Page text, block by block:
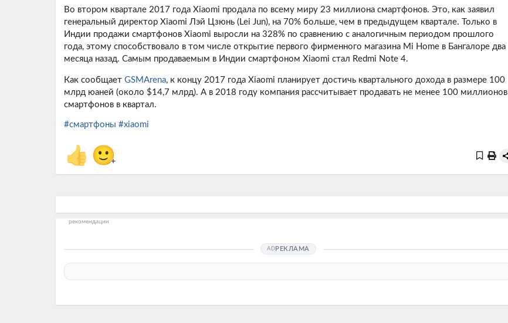
Во втором квартале 2017 года Xiaomi продала по всему миру 23 миллиона смартфонов. Это, как заявил
генеральный директор Xiaomi Лэй Цзюнь (Lei Jun), на 70% больше, чем в предыдущем квартале. Только в
Индии продажи смартфонов Xiaomi выросли на 328% по сравнению с аналогичным периодом прошлого
года, этому способствовало в том числе открытие первого фирменного магазина Mi Home в Бангалоре два
месяца назад. Самым продаваемым в Индии смартфоном Xiaomi стал Redmi Note 4.
Как сообщает GSMArena, к концу 2017 года Xiaomi планирует достичь квартального дохода в размере 100
млрд юаней (около $14,7 млрд). А в 2018 году компания рассчитывает продавать не менее 100 миллионов
смартфонов в квартал.
#смартфоны #xiaomi
👍 🙂
+
рекомендации
РЕКЛАМА